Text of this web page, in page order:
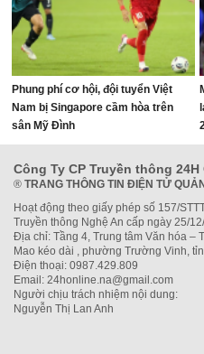
Phung phí cơ hội, đội tuyển Việt
Nam bị Singapore cầm hòa trên
sân Mỹ Đình
Công Ty CP Truyền thông 24H
® TRANG THÔNG TIN ĐIỆN TỬ
Hoạt động theo giấy phép số 157/
Truyền thông Nghệ An cấp ngày 25/
Địa chỉ: Tầng 4, Trung tâm Văn hóa –
Mao kéo dài , phường Trường Vinh,
Điện thoại: 0987.429.809
Email: 24honline.na@gmail.com
Người chịu trách nhiệm nội dung:
Nguyễn Thị Lan Anh